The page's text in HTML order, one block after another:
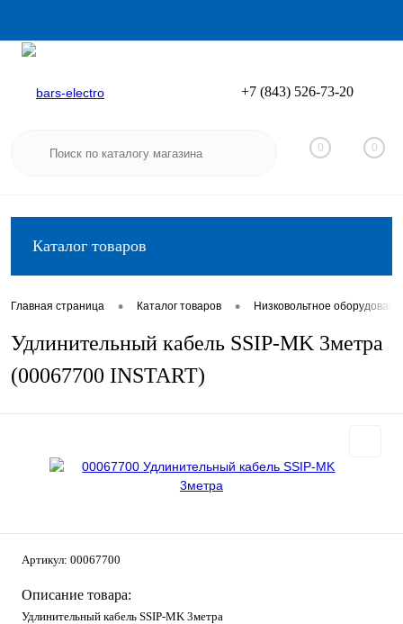
Вход
+7 (843) 526-73-20
0 0
Каталог товаров
Главная страница • Каталог товаров • Низковольтное
Удлинительный кабель SSIP-MK 3метра
(00067700 INSTART)
Артикул: 00067700
Описание товара:
Удлинительный кабель SSIP-MK 3метра